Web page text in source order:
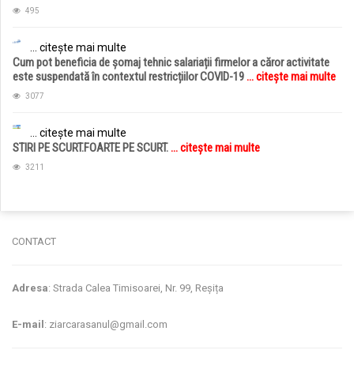
495
... citește mai multe
Cum pot beneficia de șomaj tehnic salariații firmelor a căror activitate
este suspendată în contextul restricțiilor COVID-19... citește mai multe
3077
... citește mai multe
STIRI PE SCURT.FOARTE PE SCURT.... citește mai multe
3211
CONTACT
Adresa: Strada Calea Timisoarei, Nr. 99, Reșița
E-mail : ziarcarasanul@gmail.com